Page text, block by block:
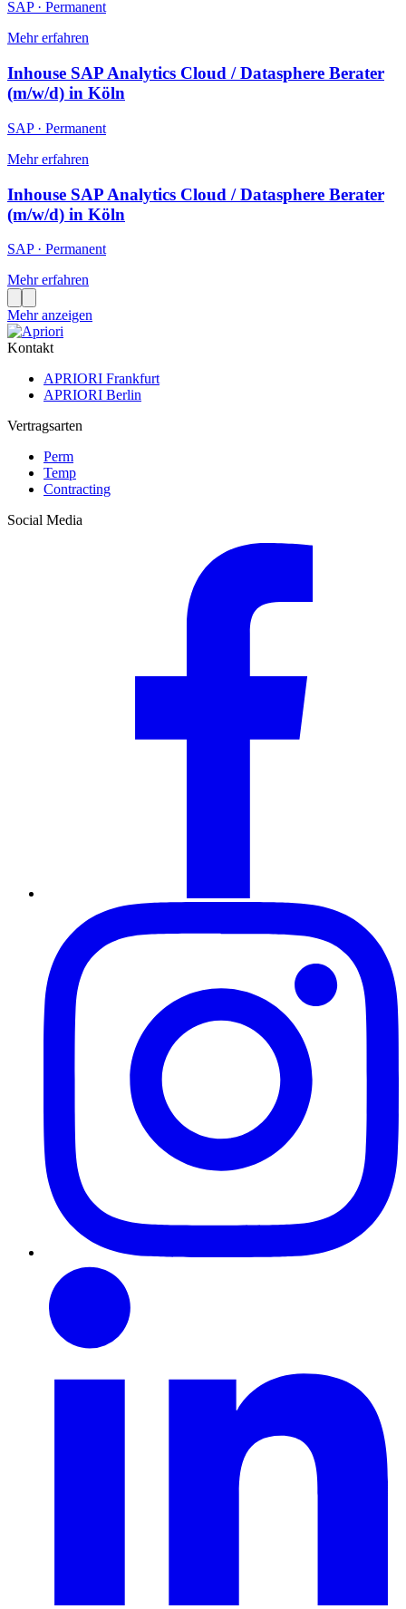
SAP · Permanent
Mehr erfahren
Inhouse SAP Analytics Cloud / Datasphere Berater
(m/w/d) in Köln
SAP · Permanent
Mehr erfahren
Inhouse SAP Analytics Cloud / Datasphere Berater
(m/w/d) in Köln
SAP · Permanent
Mehr erfahren
Mehr anzeigen
Kontakt
APRIORI Frankfurt
APRIORI Berlin
Vertragsarten
Perm
Temp
Contracting
Social Media